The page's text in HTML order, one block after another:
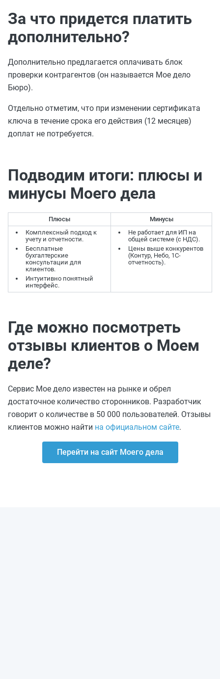
За что придется платить
дополнительно?
Дополнительно предлагается оплачивать блок
проверки контрагентов (он называется Мое дело
Бюро).
Отдельно отметим, что при изменении сертификата
ключа в течение срока его действия (12 месяцев)
доплат не потребуется.
Подводим итоги: плюсы и
минусы Моего дела
Плюсы
Минусы
Комплексный подход к
учету и отчетности.
Бесплатные
бухгалтерские
консультации для
клиентов.
Интуитивно понятный
интерфейс.
Не работает для ИП на
общей системе (с НДС).
Цены выше конкурентов
(Контур, Небо, 1С-
отчетность).
Где можно посмотреть
отзывы клиентов о Моем
деле?
Сервис Мое дело известен на рынке и обрел
достаточное количество сторонников. Разработчик
говорит о количестве в 50 000 пользователей. Отзывы
клиентов можно найти на официальном сайте.
Перейти на сайт Моего дела